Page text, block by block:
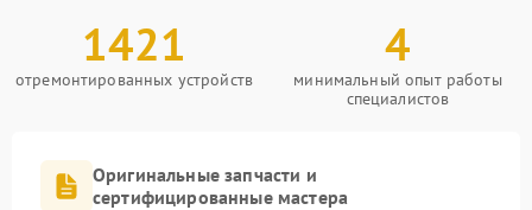
1421
отремонтированных устройств
4
минимальный опыт работы
специалистов
Оригинальные запчасти и
сертифицированные мастера